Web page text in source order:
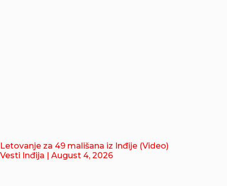
Letovanje za 49 mališana iz Inđije (Video)
Vesti Inđija | August 4, 2026